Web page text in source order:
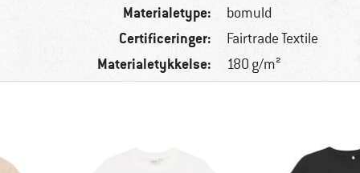
Materialetype: bomuld
Certificeringer: Fairtrade Textile
Materialetykkelse: 180 g/m²